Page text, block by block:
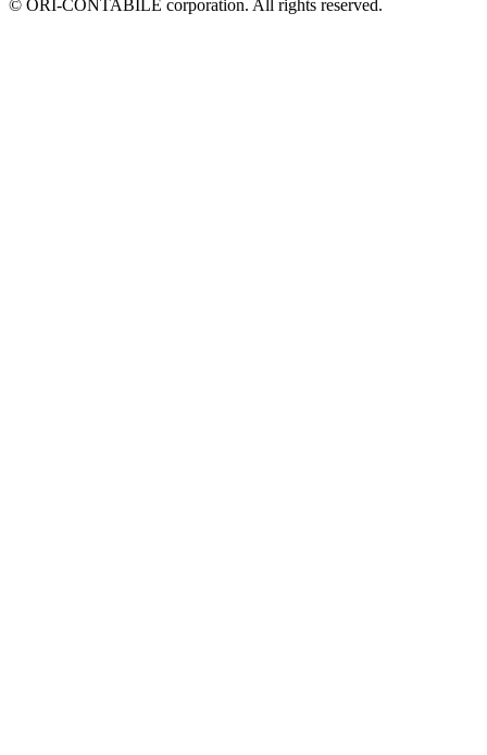
© ORI-CONTABILE corporation. All rights reserved.